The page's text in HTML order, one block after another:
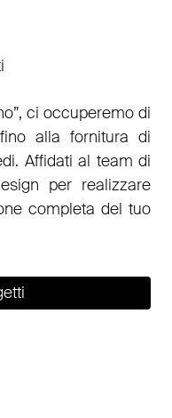
ci occuperemo di
alla fornitura di
Affidati al team di
per realizzare
completa del tuo